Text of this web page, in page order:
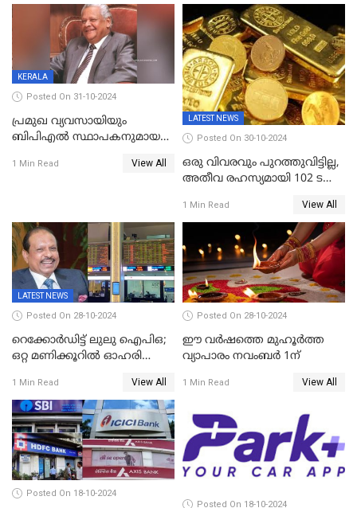
മൂല്യം വീണ്ടും റെക്കോര്‍ഡ്
താഴ്ചയില്‍
എൽപിജി വരെ...
KERALA
Posted On 31-10-2024
പ്രമുഖ വ്യവസായിയും
ബിപിഎല്‍ സ്ഥാപകനുമായ
1 Min Read View All
LATEST NEWS
Posted On 30-10-2024
ഒരു വിവരവും പുറത്തുവിട്ടില്ല,
അതീവ രഹസ്യമായി 102 ടൺ
ഇന്ത്യയിലേക്കെത്തിച്ചു
1 Min Read View All
LATEST NEWS
Posted On 28-10-2024
റെക്കോർഡിട്ട് ലുലു ഐപിഒ;
ഒറ്റ മണിക്കൂറിൽ ഓഹരി
നിന്നും വാങ്ങാം, ഓഹരിക്ക്
വില 2.04 ദിർഹം വരെ
1 Min Read View All
Posted On 28-10-2024
ഈ വർഷത്തെ മുഹൂർത്ത
വ്യാപാരം നവംബർ 1ന്
1 Min Read View All
Posted On 18-10-2024
Posted On 18-10-2024